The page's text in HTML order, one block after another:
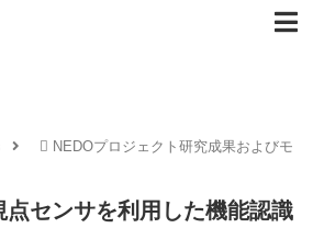
NEDOプロジェクト研究成果およびモ
センサを利用した機能認識